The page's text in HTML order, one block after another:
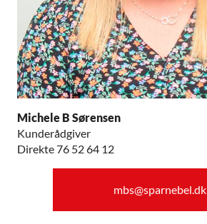
Michele B Sørensen
Kunderådgiver
Direkte 76 52 64 12
mbs@sparnebel.dk